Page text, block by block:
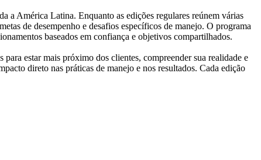
a América Latina. Enquanto as edições regulares reúnem várias
de desempenho e desafios específicos de manejo. O programa
baseados em confiança e objetivos compartilhados.
estar mais próximo dos clientes, compreender sua realidade e
direto nas práticas de manejo e nos resultados. Cada edição